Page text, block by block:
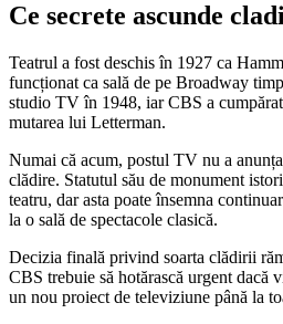
Ce secrete ascunde
Teatrul a fost deschis în 1927 ca
funcționat ca sală de pe Broadway
studio TV în 1948, iar CBS a
mutarea lui Letterman.
Numai că acum, postul TV nu a
clădire. Statutul său de monument
teatru, dar asta poate însemna
la o sală de spectacole clasică.
Decizia finală privind soarta clădirii
CBS trebuie să hotărască urgent dacă
un nou proiect de televiziune până la